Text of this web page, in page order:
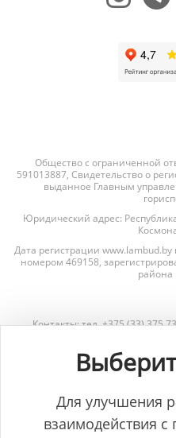
Общество с ограниченной
591013887, Свидетельство о
выданное Главным
Юридический адрес:
Дата регистрации www.lambud.by
номером 469158,
района
Контакты: тел. +375 (33) 375
Контакты Отдела торговли и
рассмотрения обращений
Для улучшения
взаимодействия